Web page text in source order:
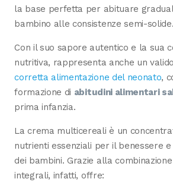
la base perfetta per abituare
bambino alle consistenze semi-solide.
Con il suo sapore autentico e la sua
nutritiva, rappresenta anche un
corretta alimentazione del neonato,
formazione di abitudini alimentari
prima infanzia.
La crema multicereali è un
nutrienti essenziali per il benessere
dei bambini. Grazie alla
integrali, infatti, offre: